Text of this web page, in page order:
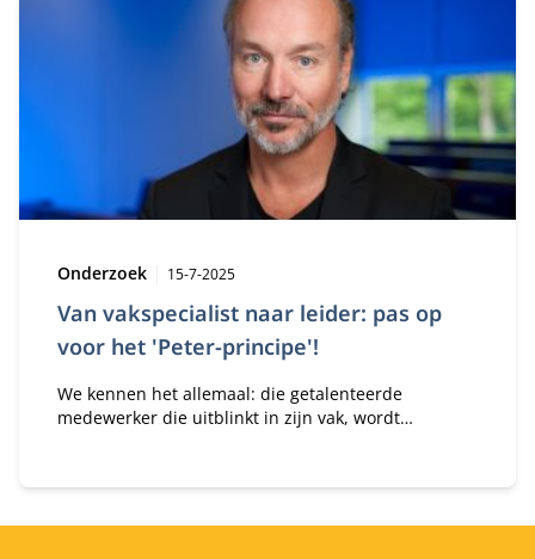
Van vakspecialist naar leider: pas op
voor het 'Peter-principe'!
Type:
Onderzoek Publicatiedatum:
15-7-2025
We kennen het allemaal: die getalenteerde
medewerker die uitblinkt in zijn vak, wordt
gebrek aan inzet, maar doordat de nieuwe rol iets